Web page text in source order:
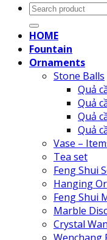
Search
for:
HOME
Fountain
Ornaments
Stone Balls
Quả
Quả
Quả
Quả
Vase –
Tea set
Feng Shui
Hanging
Feng Shui
Marble
Crystal